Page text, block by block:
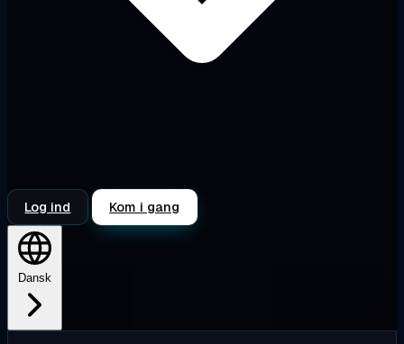
Log ind Kom i gang
Dansk